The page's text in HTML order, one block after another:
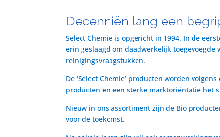
Decenniën lang een
Select Chemie is opgericht in 1994. In de
erin geslaagd om daadwerkelijk
reinigingsvraagstukken.
De ‘Select Chemie’ producten worden
producten en een sterke marktoriëntatie het
Nieuw in ons assortiment zijn de Bio
voor de toekomst.